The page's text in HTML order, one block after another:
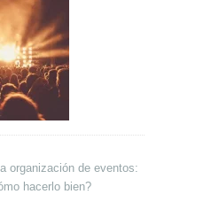
organización de eventos:
hacerlo bien?